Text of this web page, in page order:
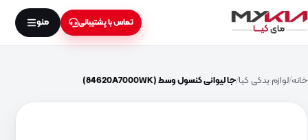
تماس با پشتیبانی منو
خانه لوازم یدکی کیا جا لیوانی کنسول وسط (84620A7000WK)